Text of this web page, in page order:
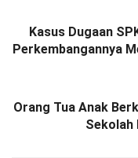
Kasus Dugaan
Perkembangannya
Orang Tua Anak
Sekolah